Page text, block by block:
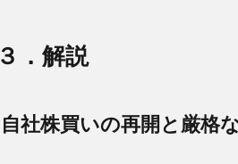
国債
会費
用
３．解説
自社株買いの再開と厳格